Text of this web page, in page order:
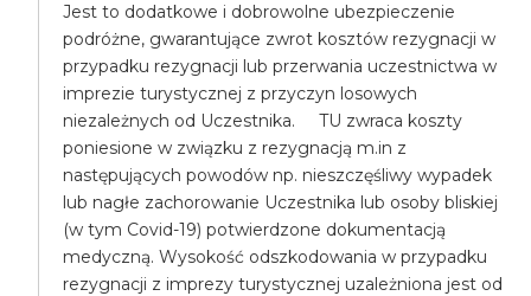
Jest to dodatkowe i dobrowolne ubezpieczenie
podróżne, gwarantujące zwrot kosztów rezygnacji w
przypadku rezygnacji lub przerwania uczestnictwa w
imprezie turystycznej z przyczyn losowych
niezależnych od Uczestnika. TU zwraca koszty
poniesione w związku z rezygnacją m.in z
następujących powodów np. nieszczęśliwy wypadek
lub nagłe zachorowanie Uczestnika lub osoby bliskiej
(w tym Covid-19) potwierdzone dokumentacją
medyczną. Wysokość odszkodowania w przypadku
rezygnacji z imprezy turystycznej uzależniona jest od